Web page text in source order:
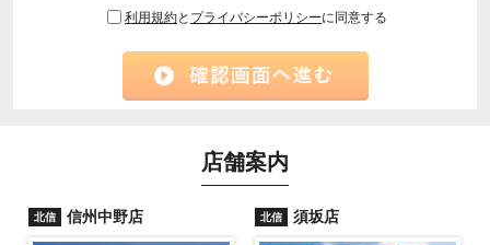
利用規約と プライバシーポリシーに同意する
店舗案内
北信 信州中野店 北信 須坂店